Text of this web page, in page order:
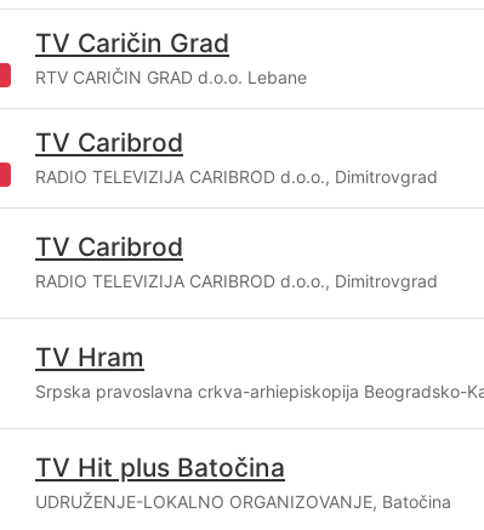
TV Caričin Grad
RTV CARIČIN GRAD d.o.o. Lebane
TV Caribrod
RADIO TELEVIZIJA CARIBROD d.o.o., Dimitrovgrad
TV Caribrod
RADIO TELEVIZIJA CARIBROD d.o.o., Dimitrovgrad
TV Hram
Srpska pravoslavna crkva-arhiepiskopija Beogradsko-
TV Hit plus Batočina
UDRUŽENJE-LOKALNO ORGANIZOVANJE, Batočina